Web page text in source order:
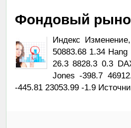
Фондовый
Индекс
50883.68 1.34
26.3 8828.3 0.3
Jones -398.7
-445.81 23053.99 -1.9